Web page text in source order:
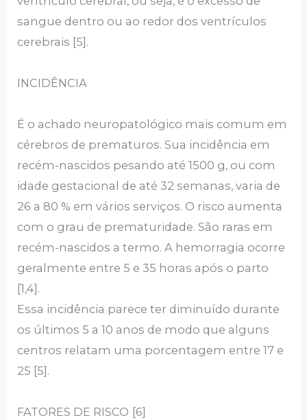
sangue dentro ou ao redor dos ventrículos
cerebrais [5].
INCIDÊNCIA
É o achado neuropatológico mais comum em
cérebros de prematuros. Sua incidência em
recém-nascidos pesando até 1500 g, ou com
idade gestacional de até 32 semanas, varia de
26 a 80 % em vários serviços. O risco aumenta
com o grau de prematuridade. São raras em
recém-nascidos a termo. A hemorragia ocorre
geralmente entre 5 e 35 horas após o parto
[1,4].
Essa incidência parece ter diminuído durante
os últimos 5 a 10 anos de modo que alguns
centros relatam uma porcentagem entre 17 e
25 [5].
FATORES DE RISCO [6]